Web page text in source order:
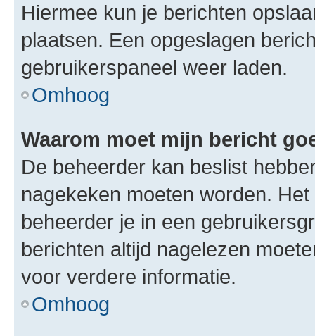
Hiermee kun je berichten
plaatsen. Een opgeslagen
gebruikerspaneel weer laden.
Omhoog
Waarom moet mijn bericht
De beheerder kan beslist
nagekeken moeten worden.
beheerder je in een
berichten altijd nagelezen
voor verdere informatie.
Omhoog